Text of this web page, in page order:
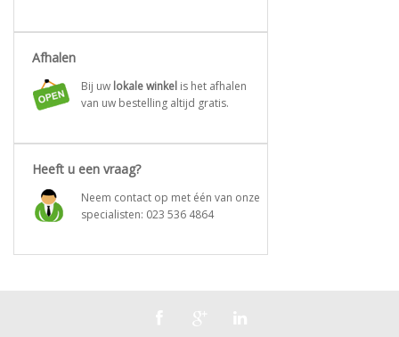
Afhalen
Bij uw lokale winkel is het afhalen
van uw bestelling altijd gratis.
Heeft u een vraag?
Neem contact op met één van onze
specialisten: 023 536 4864